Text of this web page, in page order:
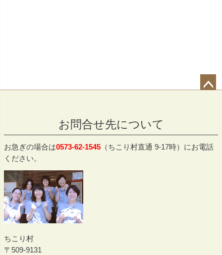
へ
お問合せ先について
お急ぎの場合は0573-62-1545 （ちこり村直通 9-17時）にお電話
ください。
ちこり村
509-9131